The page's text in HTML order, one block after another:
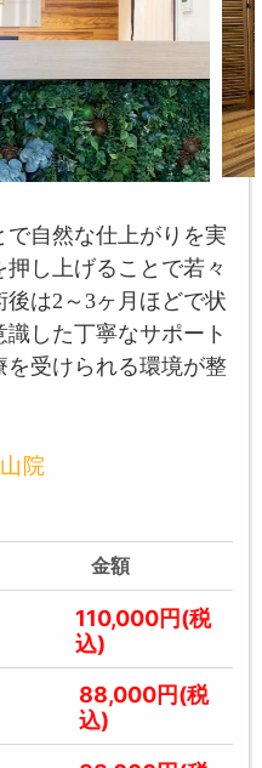
自然な仕上がりを実
し上げることで若々
は2～3ヶ月ほどで状
した丁寧なサポート
受けられる環境が整
院
金額
110,000円(税
込)
88,000円(税
込)